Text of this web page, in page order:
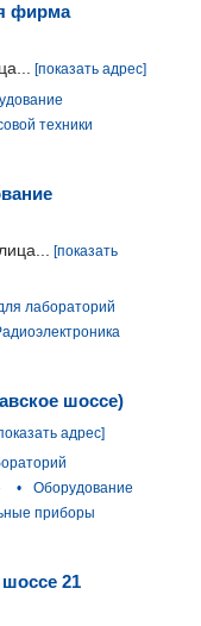
фирма
[показать адрес]
техники
[показать
лабораторий
шоссе)
адрес]
•
Оборудование
приборы
21